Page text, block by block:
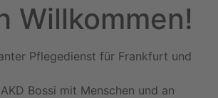
Willkommen!
Pflegedienst für Frankfurt und
Bossi mit Menschen und an